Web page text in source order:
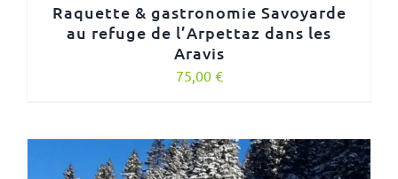
Raquette & gastronomie Savoyarde
au refuge de l’Arpettaz dans les
Aravis
75,00 €